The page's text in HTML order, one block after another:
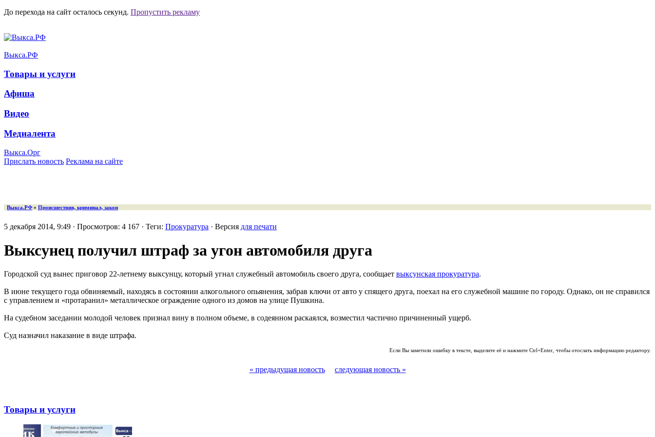
До перехода на сайт осталось секунд. Пропустить рекламу
Выкса.РФ
Товары и услуги
Афиша
Видео
Медиалента
Выкса.Орг
Прислать новость Реклама на сайте
Выкса.РФ » Происшествия, криминал, закон
5 декабря 2014, 9:49 · Просмотров: 4 167 · Теги: Прокуратура · Версия для печати
Выксунец получил штраф за угон автомобиля друга
Городской суд вынес приговор 22-летнему выксунцу, который угнал служебный автомобиль своего друга, сообщает выксунская прокуратура.
В июне текущего года обвиняемый, находясь в состоянии алкогольного опьянения, забрав ключи от авто у спящего друга, поехал на его служебной машине по городу. Однако, он не справился
с управлением и «протаранил» металлическое ограждение одного из домов на улице Пушкина.
На судебном заседании молодой человек признал вину в полном объеме, в содеянном раскаялся, возместил частично причиненный ущерб.
Суд назначил наказание в виде штрафа.
Если Вы заметили ошибку в тексте, выделите её и нажмите Ctrl+Enter, чтобы отослать информацию редактору.
« предыдущая новость следующая новость »
Товары и услуги